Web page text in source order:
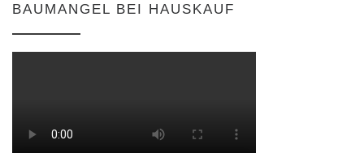
BAUMANGEL BEI HAUSKAUF